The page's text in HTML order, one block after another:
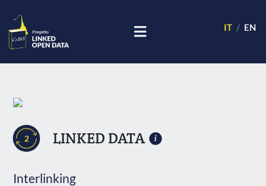
IT EN
2 LINKED DATA
Interlinking